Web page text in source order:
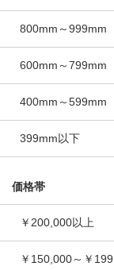
800mm～999mm
600mm～799mm
400mm～599mm
399mm以下
価格帯
￥200,000以上
￥150,000～￥